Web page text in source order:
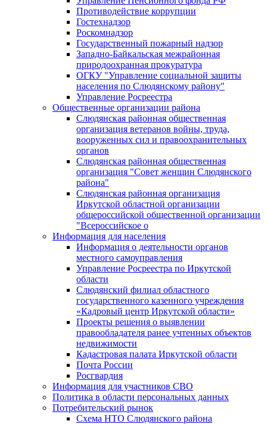
Противодействие коррупции
Гостехнадзор
Роскомнадзор
Государственный пожарный надзор
Западно-Байкальская межрайонная
природоохранная прокуратура
ОГКУ "Управление социальной защиты
населения по Слюдянскому району"
Управление Росреестра
Общественные организации района
Слюдянская районная общественная
организация ветеранов войны, труда,
вооруженных сил и правоохранительных
органов
Слюдянская районная общественная
организация "Совет женщин Слюдянского
района"
Слюдянская районная организация
Иркутской областной организации
общероссийской общественной организации
"Всероссийское о
Информация для населения
Информация о деятельности органов
местного самоуправления
Управление Росреестра по Иркутской
области
Слюдянский филиал областного
государственного казенного учреждения
«Кадровый центр Иркутской области»
Проекты решения о выявлении
правообладателя ранее учтенных объектов
недвижимости
Кадастровая палата Иркутской области
Почта России
Росгвардия
Информация для участников СВО
Политика в области персональных данных
Потребительский рынок
Схема НТО Слюдянского района